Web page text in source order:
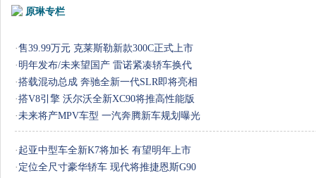
原琳专栏
·售39.99万元 克莱斯勒新款300C正式上市
· 明年发布/未来望国产 雷诺紧凑轿车换代
·搭载混动总成 奔驰全新一代SLR即将亮相
·搭V8引擎 沃尔沃全新XC90将推高性能版
·未来将产MPV车型 一汽奔腾新车规划曝光
· 起亚中型车全新K7将加长 有望明年上市
· 定位全尺寸豪华轿车 现代将推捷恩斯G90